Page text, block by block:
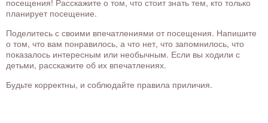
планирует посещение.
Поделитесь с своими впечатлениями от посещения. Напишите
о том, что вам понравилось, а что нет, что запомнилось, что
показалось интересным или необычным. Если вы ходили с
детьми, расскажите об их впечатлениях.
Будьте корректны, и соблюдайте правила приличия.